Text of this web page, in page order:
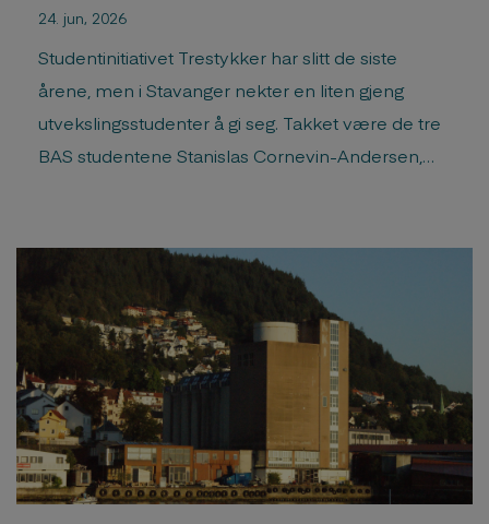
24. jun, 2026
Studentinitiativet Trestykker har slitt de siste
årene, men i Stavanger nekter en liten gjeng
utvekslingsstudenter å gi seg. Takket være de tre
BAS studentene Stanislas Cornevin-Andersen,
artikkelen i Arkitektur.no Her kan du se storyene